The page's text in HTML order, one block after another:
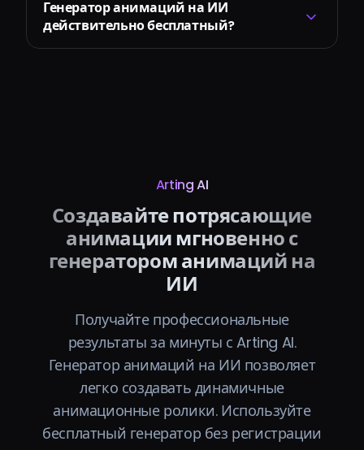
Генератор анимаций на ИИ
действительно бесплатный?
Arting AI
Создавайте потрясающие
анимации мгновенно с
генератором анимаций на
ИИ
Получайте профессиональные
результаты за минуты с Arting AI.
Генератор анимаций на ИИ позволяет
легко создавать динамичные
анимационные ролики. Используйте
бесплатный генератор без регистрации